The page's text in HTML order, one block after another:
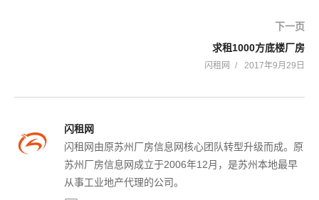
下一页
求租1000方底楼厂房
闪租网 2017年9月29日
闪租网
闪租网由原苏州厂房信息网核心团队转型升级而成。原
苏州厂房信息网成立于2006年12月，是苏州本地最早
从事工业地产代理的公司。